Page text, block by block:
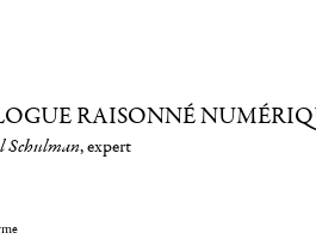
RAISONNÉ
Schulman, expert